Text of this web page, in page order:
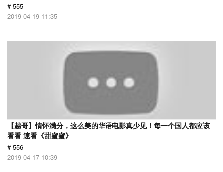
# 555
2019-04-19 11:35
【越哥】情怀满分，这么美的华语电影真少见！每一个国人都应该
看看 速看《甜蜜蜜》
# 556
2019-04-17 10:39